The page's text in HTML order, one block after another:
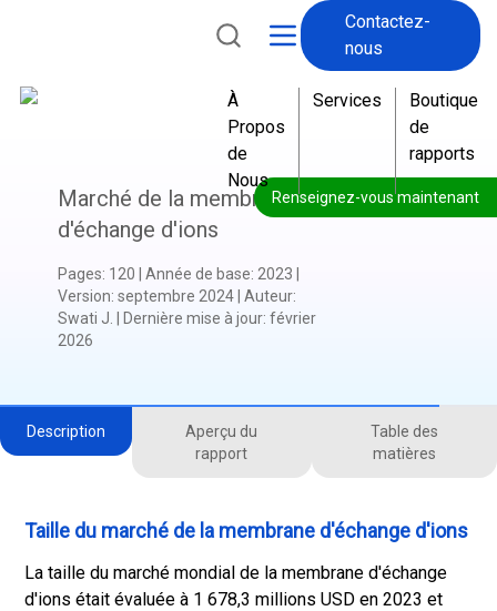
Contactez-
nous
À
Propos
de
Nous
Services
Boutique
de
rapports
Renseignez-vous maintenant
Marché de la membrane
d'échange d'ions
Pages: 120 Année de base: 2023
Version: septembre 2024| Auteur:
Swati J.
Dernière mise à jour: février
2026
Description
Aperçu du
rapport
Table des
matières
Taille du marché de la membrane d'échange d'ions
La taille du marché mondial de la membrane d'échange
d'ions était évaluée à 1 678,3 millions USD en 2023 et